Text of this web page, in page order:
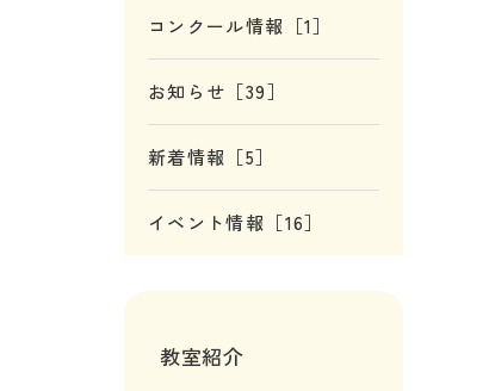
コンクール情報［1］
お知らせ［39］
新着情報［5］
イベント情報［16］
教室紹介